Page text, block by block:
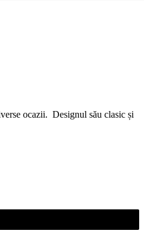
ocazii. Designul său clasic și